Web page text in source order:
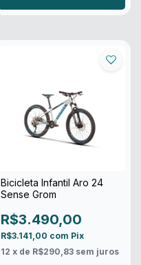
Bicicleta Infantil Aro 24
Sense Grom
R$3.490,00
R$3.141,00 com Pix
12 x de R$290,83 sem juros